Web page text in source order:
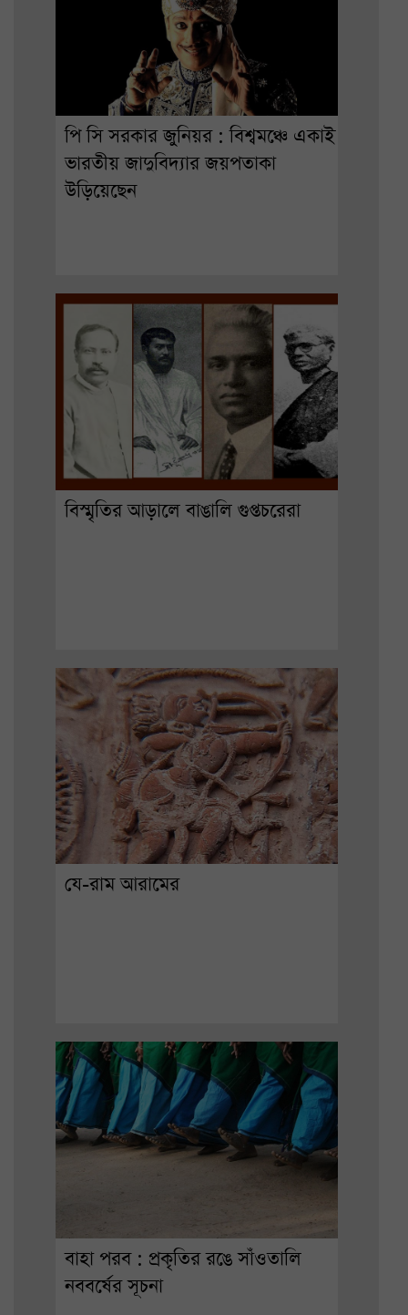
পি সি সরকার জুনিয়র : বিশ্বমঞ্চে একাই
ভারতীয় জাদুবিদ্যার জয়পতাকা
উড়িয়েছেন
বিস্মৃতির আড়ালে বাঙালি গুপ্তচরেরা
যে-রাম আরামের
বাহা পরব : প্রকৃতির রঙে সাঁওতালি
নববর্ষের সূচনা